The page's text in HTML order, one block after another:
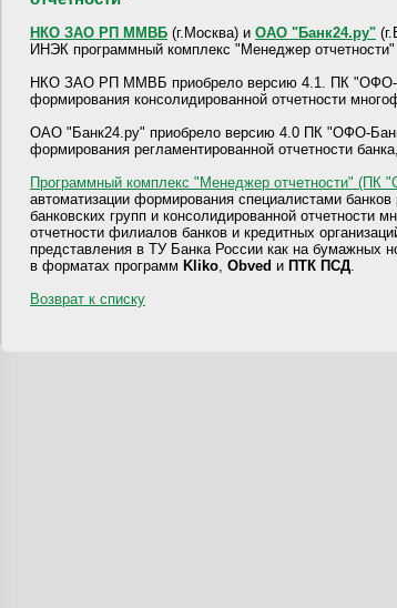
НКО ЗАО РП ММВБ (г.Москва) и ОАО "Банк24.ру"
ИНЭК программный комплекс "Менеджер
НКО ЗАО РП ММВБ приобрело версию 4.1. ПК "ОФО-
формирования консолидированной отчетности
ОАО "Банк24.ру" приобрело версию 4.0 ПК "ОФО-
формирования регламентированной отчетности
Программный комплекс "Менеджер отчетности" (ПК
автоматизации формирования специалистами банков
банковских групп и консолидированной отчетности
отчетности филиалов банков и кредитных
представления в ТУ Банка России как на бумажных
в форматах программ Kliko Obved и ПТК ПСД
Возврат к списку